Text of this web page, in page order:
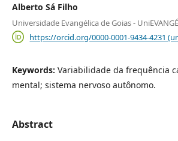
Alberto Sá Filho
Universidade Evangélica de Goias -
https://orcid.org/0000-0001-9434-4231
Keywords: Variabilidade da frequência
mental; sistema nervoso autônomo.
Abstract